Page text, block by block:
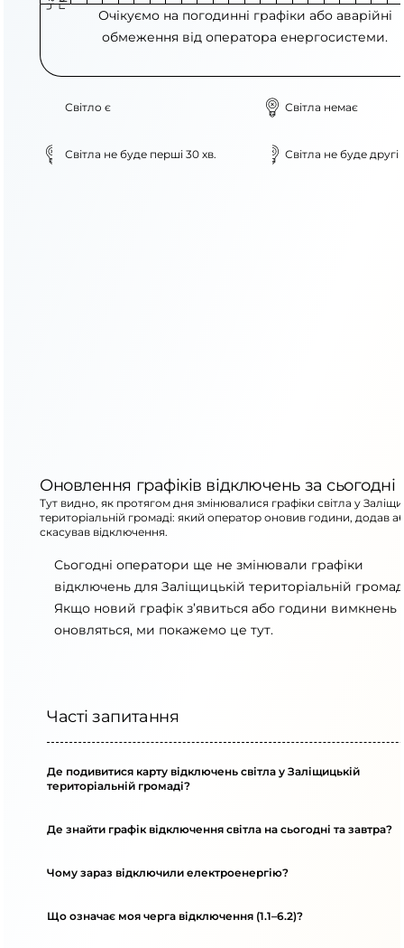
Очікуємо на погодинні графіки або аварійні
обмеження від оператора енергосистеми.
Світло є Світла немає
Світла не буде перші 30 хв. Світла не буде другі
Оновлення графіків відключень за сьогодні
Тут видно, як протягом дня змінювалися графіки світла у
територіальній громаді: який оператор оновив години, додав
скасував відключення.
Сьогодні оператори ще не змінювали графіки
відключень для Заліщицькій територіальній
Якщо новий графік з’явиться або години вимкнень
оновляться, ми покажемо це тут.
Часті запитання
Де подивитися карту відключень світла у Заліщицькій
територіальній громаді?
Де знайти графік відключення світла на сьогодні та завтра?
Чому зараз відключили електроенергію?
Що означає моя черга відключення (1.1–6.2)?